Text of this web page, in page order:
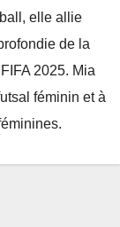
elle allie
de la
2025. Mia
féminin et à